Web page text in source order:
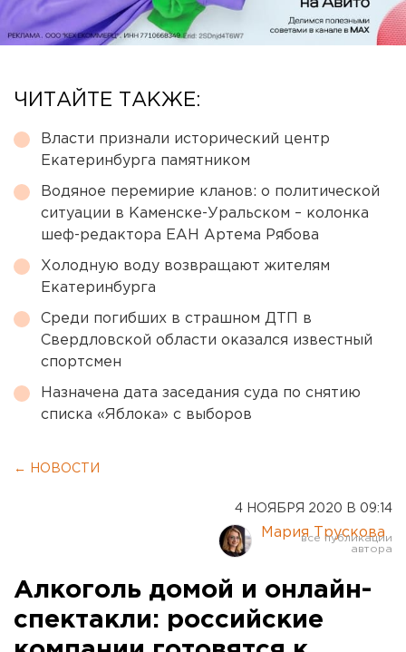
ЧИТАЙТЕ ТАКЖЕ:
Власти признали исторический центр
Екатеринбурга памятником
Водяное перемирие кланов: о политической
ситуации в Каменске-Уральском – колонка
шеф-редактора ЕАН Артема Рябова
Холодную воду возвращают жителям
Екатеринбурга
Среди погибших в страшном ДТП в
Свердловской области оказался известный
спортсмен
Назначена дата заседания суда по снятию
списка «Яблока» с выборов
← НОВОСТИ
4 НОЯБРЯ 2020 В 09:14
Мария Трускова
Алкоголь домой и онлайн-
спектакли: российские